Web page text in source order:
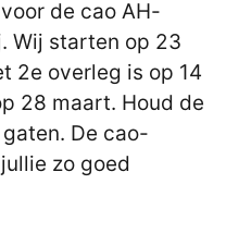
de cao AH-
Wij starten op 23
2e overleg is op 14
28 maart. Houd de
De cao-
zo goed